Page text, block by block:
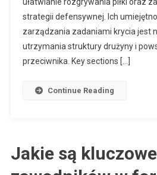
strategii defensywnej. Ich
zarządzania zadaniami krycia jest
utrzymania struktury drużyny i
przeciwnika. Key sections […]
Continue Reading
Jakie są